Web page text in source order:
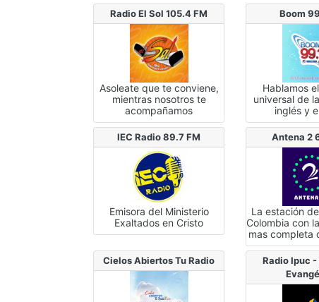
Radio El Sol 105.4 FM
Asoleate que te conviene,
mientras nosotros te
acompañamos
Boom
Hablamos
universal de
inglés y
IEC Radio 89.7 FM
Emisora del Ministerio
Exaltados en Cristo
Antena 2
La estación
Colombia con
mas completa
Cielos Abiertos Tu Radio
Radio Ipuc